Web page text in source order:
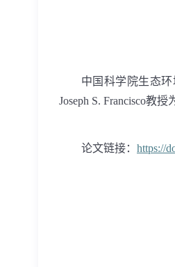
中国科学院生态
Joseph S. Francisco教授
论文链接： https://